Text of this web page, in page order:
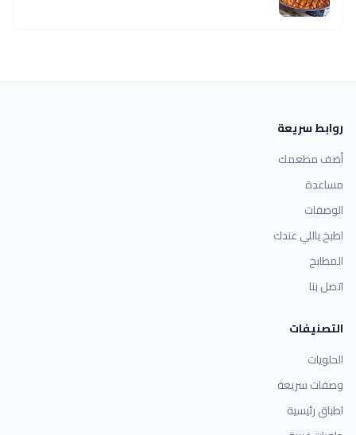
روابط سريعة
أضف مطعمك
مساعدة
الوصفات
اطبخ باللي عندك
المطابخ
اتصل بنا
التصنيفات
الحلويات
وصفات سريعة
اطباق رئيسية